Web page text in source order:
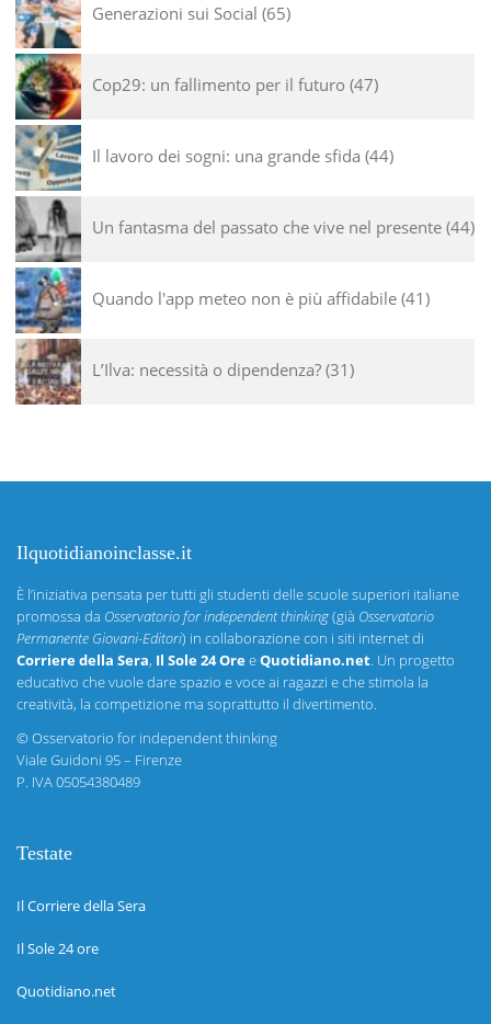
Generazioni sui Social 65
Cop29: un fallimento per il futuro 47
Il lavoro dei sogni: una grande sfida 44
Un fantasma del passato che vive nel presente 44
Quando l'app meteo non è più affidabile 41
L’Ilva: necessità o dipendenza? 31
Ilquotidianoinclasse.it
È l’iniziativa pensata per tutti gli studenti delle scuole superiori italiane
promossa da Osservatorio for independent thinking(già Osservatorio
Permanente Giovani-Editori) in collaborazione con i siti internet di
Corriere della Sera, Il Sole 24 OreeQuotidiano.net. Un progetto
educativo che vuole dare spazio e voce ai ragazzi e che stimola la
creatività, la competizione ma soprattutto il divertimento.
©Osservatorio for independent thinking
Viale Guidoni 95 – Firenze
P. IVA 05054380489
Testate
Il Corriere della Sera
Il Sole 24 ore
Quotidiano.net